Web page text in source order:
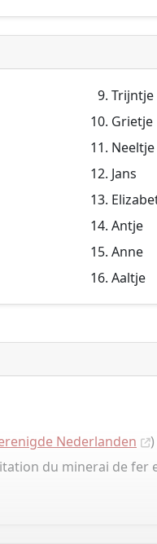
Trijntje
Grietje
Neeltje
Jans
Antje
Anne
Aaltje
Nederlanden
du minerai de